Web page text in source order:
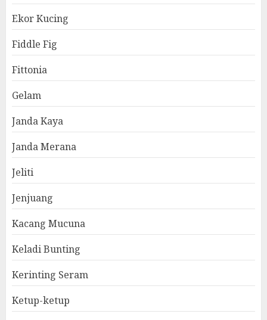
Ekor Kucing
Fiddle Fig
Fittonia
Gelam
Janda Kaya
Janda Merana
Jeliti
Jenjuang
Kacang Mucuna
Keladi Bunting
Kerinting Seram
Ketup-ketup